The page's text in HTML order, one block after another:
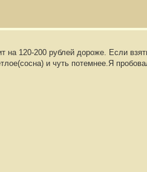
на 120-200 рублей дороже. Если
и чуть потемнее.Я